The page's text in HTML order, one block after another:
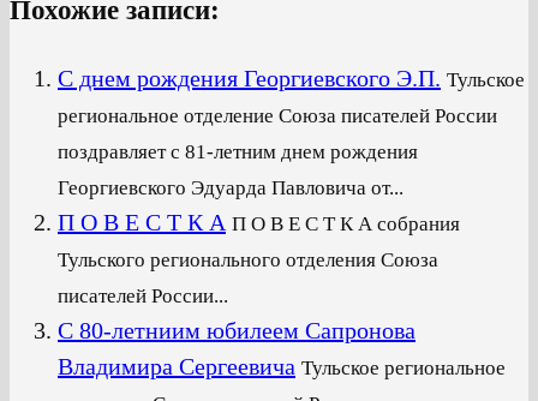
Похожие записи:
С днем рождения Георгиевского Э.П. Тульское
региональное отделение Союза писателей России
поздравляет с 81-летним днем рождения
Георгиевского Эдуарда Павловича от...
П О В Е С Т К А П О В Е С Т К А собрания
Тульского регионального отделения Союза
писателей России...
С 80-летниим юбилеем Сапронова
Владимира Сергеевича Тульское региональное